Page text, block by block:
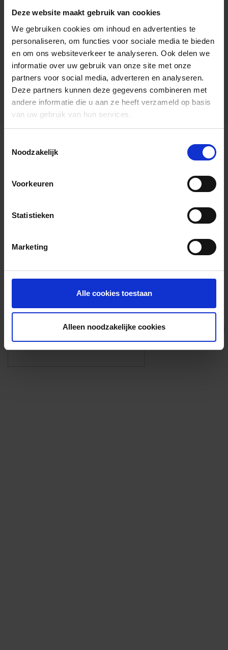
Deze website maakt gebruik van cookies
We gebruiken cookies om inhoud en advertenties te
personaliseren, om functies voor sociale media te bieden
en om ons websiteverkeer te analyseren. Ook delen we
informatie over uw gebruik van onze site met onze
partners voor social media, adverteren en analyseren.
Deze partners kunnen deze gegevens combineren met
andere informatie die u aan ze heeft verzameld op basis
van uw gebruik van hun services.
Noodzakelijk
Voorkeuren
Statistieken
Marketing
Alle cookies toestaan
Alleen noodzakelijke cookies
Algemene informatie
Foto’s ({{photos.length}})
Eigen foto’s